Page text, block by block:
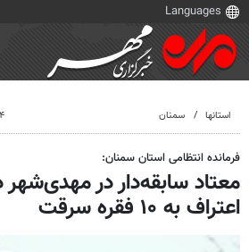
استانها سمنان ۱۴
فرمانده انتظامی استان سمنان:
معتاد سابقه‌دار در
اعتراف به ۱۰ فقره سرقت